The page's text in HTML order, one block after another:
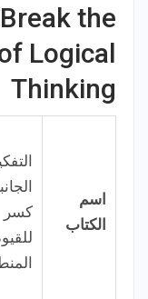
the
Logical
Thinking
اسم
الكتاب
كسر